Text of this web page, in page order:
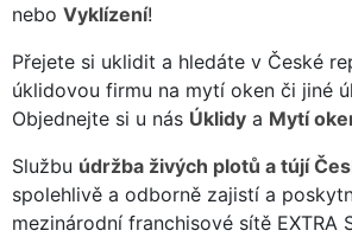
nebo Vyklízení!
Přejete si uklidit a hledáte v České
úklidovou firmu na mytí oken či jiné
Objednejte si u nás Úklidy a Mytí
Službu údržba živých plotů a tújí
spolehlivě a odborně zajistí a
mezinárodní franchisové sítě EXTRA